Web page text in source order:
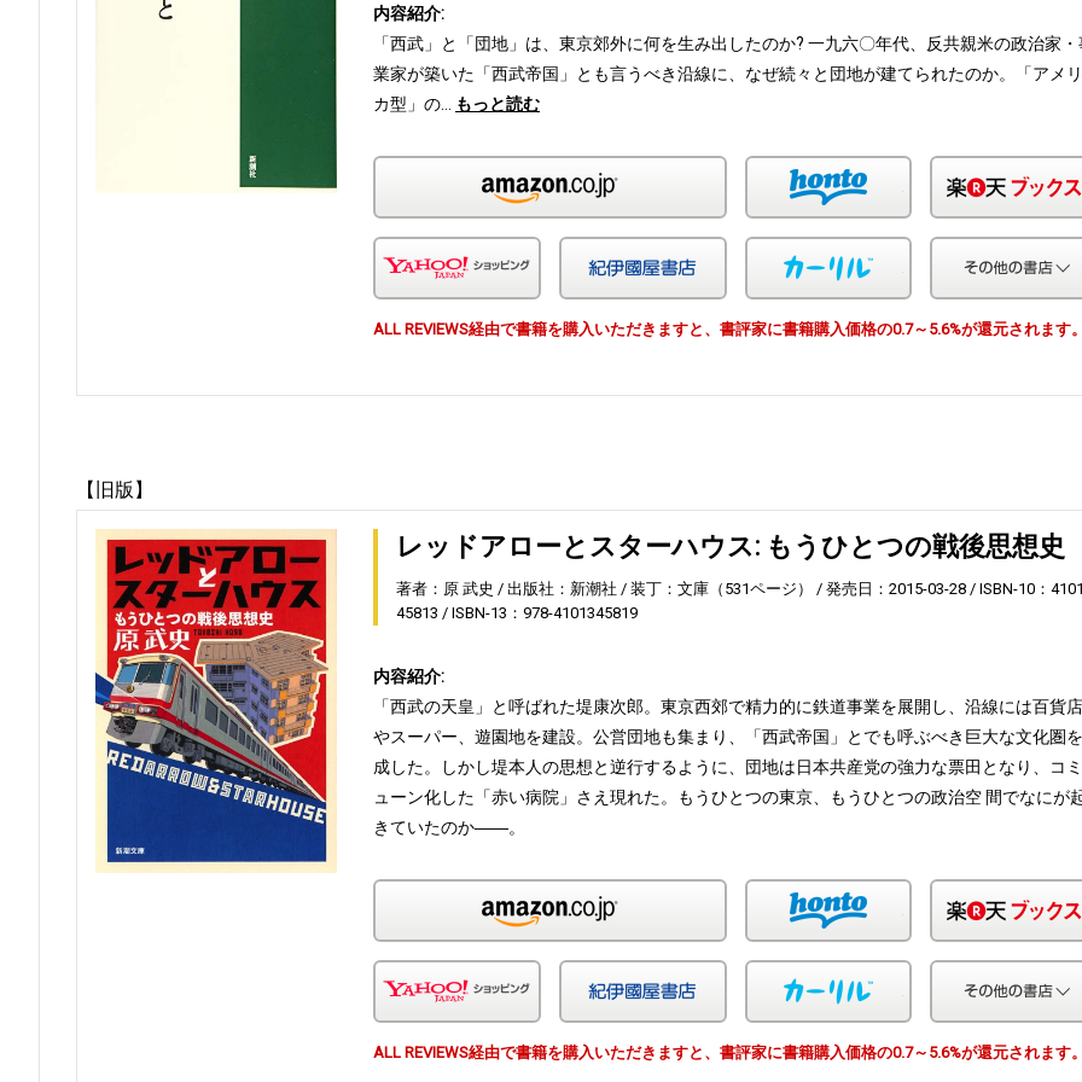
内容紹介:
「西武」と「団地」は、東京郊外に何を生み出したのか? 一九六〇年代、反共親米の政治家・
業家が築いた「西武帝国」とも言うべき沿線に、なぜ続々と団地が建てられたのか。「アメリ
カ型」の… もっと読む
honto
Yahoo!ショッピング 紀伊国屋 カーリル
ALL REVIEWS経由で書籍を購入いただきますと、書評家に書籍購入価格の0.7～5.6%が還元されます。
【旧版】
レッドアローとスターハウス: もうひとつの戦後思想史
著者：原 武史 出版社：新潮社 装丁：文庫（531ページ） 発売日：2015-03-28
ISBN-10：
45813
ISBN-13：978-4101345819
内容紹介:
「西武の天皇」と呼ばれた堤康次郎。東京西郊で精力的に鉄道事業を展開し、沿線には百貨店
やスーパー、遊園地を建設。公営団地も集まり、「西武帝国」とでも呼ぶべき巨大な文化圏を
成した。しかし堤本人の思想と逆行するように、団地は日本共産党の強力な票田となり、コミ
ューン化した「赤い病院」さえ現れた。もうひとつの東京、もうひとつの政治空 間でなにが
きていたのか――。
honto
Yahoo!ショッピング 紀伊国屋 カーリル
ALL REVIEWS経由で書籍を購入いただきますと、書評家に書籍購入価格の0.7～5.6%が還元されます。